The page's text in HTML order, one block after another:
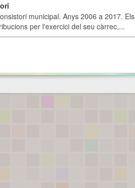
municipal. Anys 2006 a 2017. Els
per l'exercici del seu càrrec,...